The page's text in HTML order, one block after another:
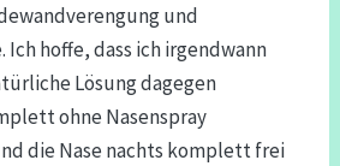
und
Ich hoffe, dass ich irgendwann
Lösung dagegen
ohne Nasenspray
die Nase nachts komplett frei